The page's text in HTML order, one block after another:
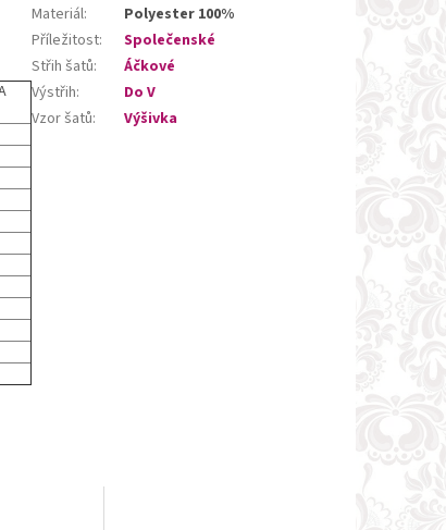
Materiál:
Polyester 100%
Příležitost:
Společenské
Střih šatů:
Áčkové
Výstřih:
Do V
Vzor šatů: Výšivka